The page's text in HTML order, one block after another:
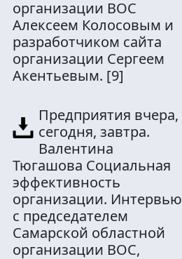
организации ВОС
Алексеем Колосовым и
разработчиком сайта
организации Сергеем
Акентьевым. [9]
Предприятия вчера,
сегодня, завтра.
Валентина
Тюгашова Социальная
эффективность
организации. Интервью
с председателем
Самарской областной
организации ВОС,